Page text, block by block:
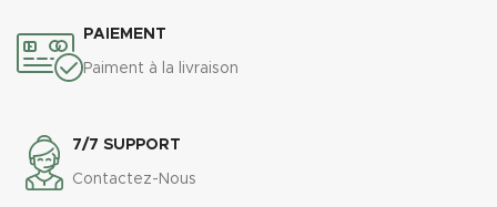
PAIEMENT
Paiment à la livraison
7/7 SUPPORT
Contactez-Nous